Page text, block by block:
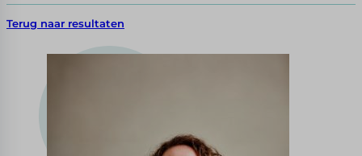
Terug naar resultaten